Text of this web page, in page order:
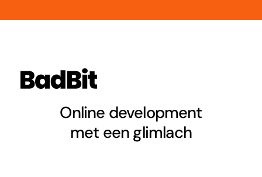
Online development
met een glimlach